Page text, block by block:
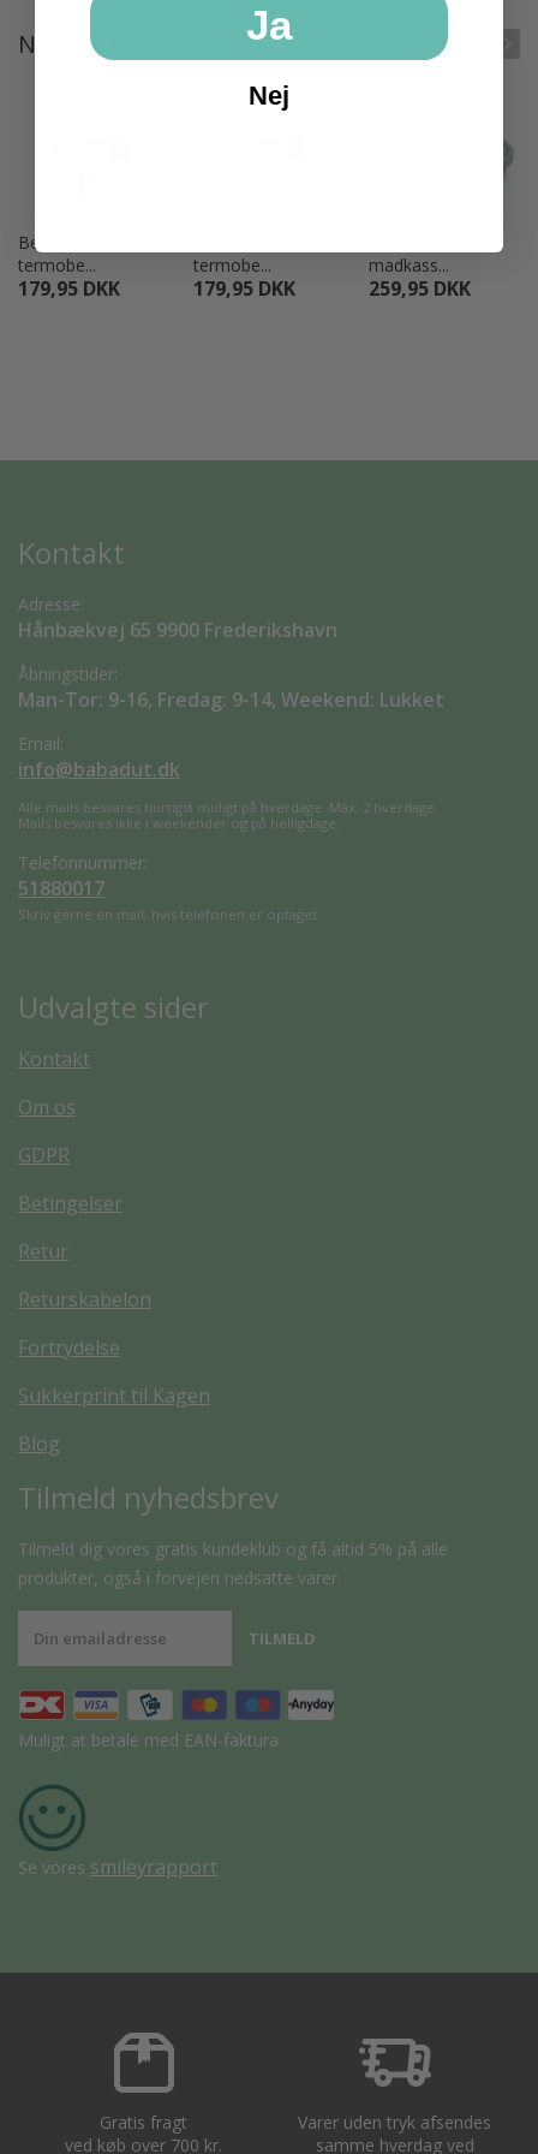
NYHEDER
Bearfoot
termobe...
179,95 DKK
UDSALG
termobe...
179,95 DKK
madkass...
259,95 DKK
Kontakt
Adresse:
Hånbækvej 65 9900 Frederikshavn
Åbningstider:
Man-Tor: 9-16, Fredag: 9-14, Weekend: Lukket
Email:
info@babadut.dk
Alle mails besvares hurtigst muligt på hverdage. Max. 2 hverdage.
Mails besvares ikke i weekender og på helligdage.
Telefonnummer:
51880017
Skriv gerne en mail, hvis telefonen er optaget.
Udvalgte sider
Kontakt
Om os
GDPR
Betingelser
Retur
Returskabelon
Fortrydelse
Sukkerprint til Kagen
Blog
Tilmeld nyhedsbrev
Tilmeld dig vores gratis kundeklub og få altid 5% på alle
produkter, også i forvejen nedsatte varer.
Muligt at betale med EAN-faktura
Se vores smileyrapport
Gratis fragt
ved køb over 700 kr.
Varer uden tryk afsendes
samme hverdag ved
Ja
Nej